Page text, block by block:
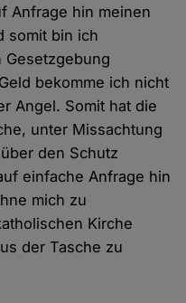
Anfrage hin meinen
somit bin ich
bekomme ich nicht
Angel. Somit hat die
unter Missachtung
den Schutz
einfache Anfrage hin
mich zu
Kirche
der Tasche zu